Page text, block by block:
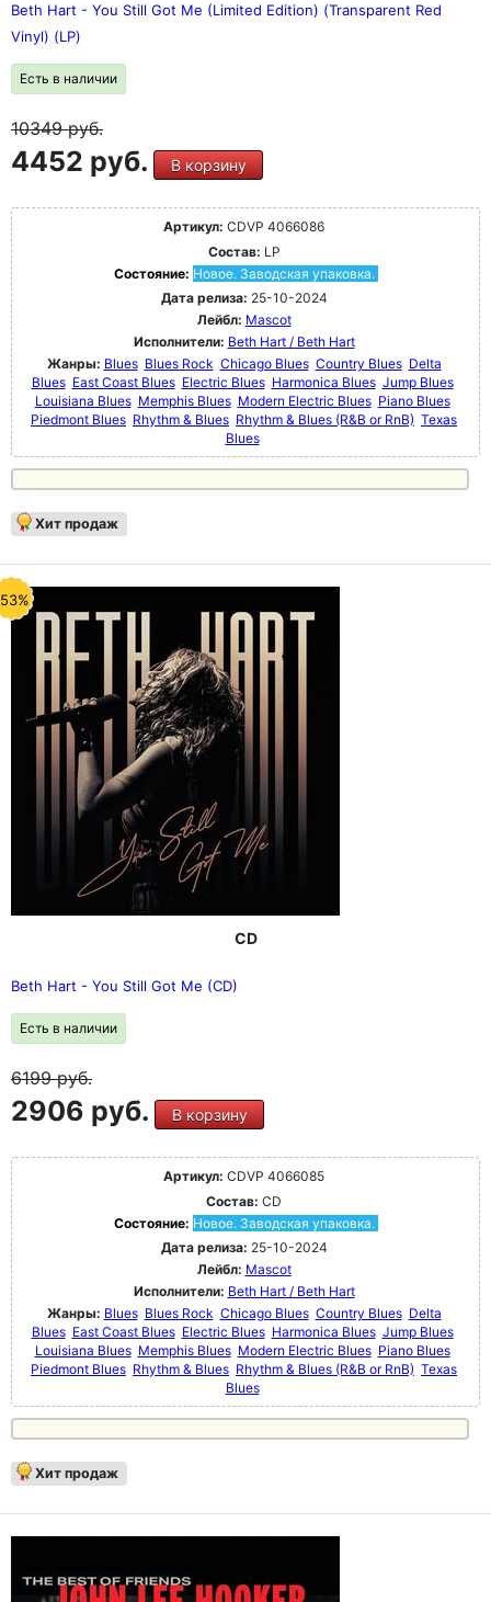
Beth Hart - You Still Got Me (Limited Edition) (Transparent Red
Vinyl) (LP)
Есть в наличии
10349руб.
4452 руб. В корзину
Артикул: CDVP 4066086
Состав: LP
Состояние: Новое. Заводская упаковка.
Дата релиза: 25-10-2024
Лейбл: Mascot
Исполнители: Beth Hart / Beth Hart
Жанры: Blues Blues Rock Chicago Blues Country Blues Delta
Blues East Coast Blues Electric Blues Harmonica Blues Jump Blues
Louisiana Blues Memphis Blues Modern Electric Blues Piano Blues
Piedmont Blues Rhythm & Blues Rhythm & Blues (R&B or RnB) Texas
Blues
Хит продаж
CD
Beth Hart - You Still Got Me (CD)
Есть в наличии
6199руб.
2906 руб. В корзину
Артикул: CDVP 4066085
Состав: CD
Состояние: Новое. Заводская упаковка.
Дата релиза: 25-10-2024
Лейбл: Mascot
Исполнители: Beth Hart / Beth Hart
Жанры: Blues Blues Rock Chicago Blues Country Blues Delta
Blues East Coast Blues Electric Blues Harmonica Blues Jump Blues
Louisiana Blues Memphis Blues Modern Electric Blues Piano Blues
Piedmont Blues Rhythm & Blues Rhythm & Blues (R&B or RnB) Texas
Blues
Хит продаж